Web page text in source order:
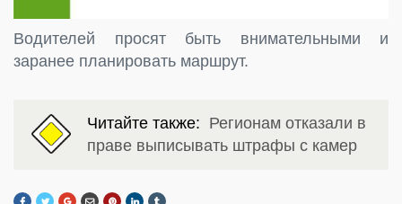
Водителей просят быть внимательными и
заранее планировать маршрут.
Читайте также: Регионам отказали в
праве выписывать штрафы с камер